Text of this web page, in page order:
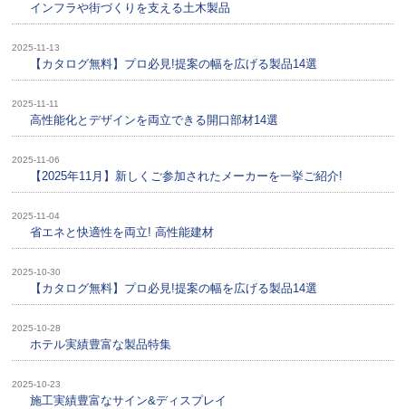
インフラや街づくりを支える土木製品
2025-11-13
【カタログ無料】プロ必見!提案の幅を広げる製品14選
2025-11-11
高性能化とデザインを両立できる開口部材14選
2025-11-06
【2025年11月】新しくご参加されたメーカーを一挙ご紹介!
2025-11-04
省エネと快適性を両立! 高性能建材
2025-10-30
【カタログ無料】プロ必見!提案の幅を広げる製品14選
2025-10-28
ホテル実績豊富な製品特集
2025-10-23
施工実績豊富なサイン&ディスプレイ